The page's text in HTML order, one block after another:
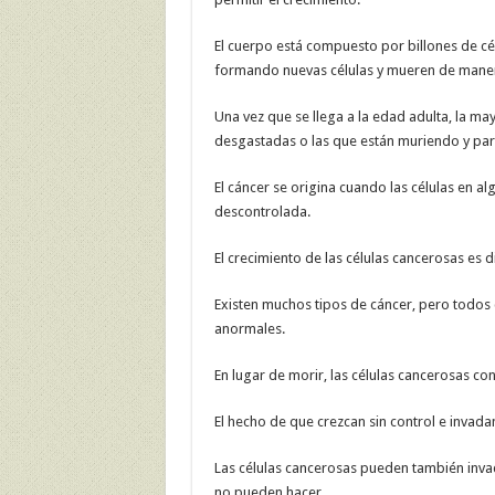
El cuerpo está compuesto por billones de
formando nuevas células y mueren de
Una vez que se llega a la edad adulta, la
desgastadas o las que están muriendo y
El cáncer se origina cuando las células en
descontrolada.
El crecimiento de las células cancerosas es
Existen muchos tipos de cáncer, pero
anormales.
En lugar de morir, las células cancerosas
El hecho de que crezcan sin control e
Las células cancerosas pueden también